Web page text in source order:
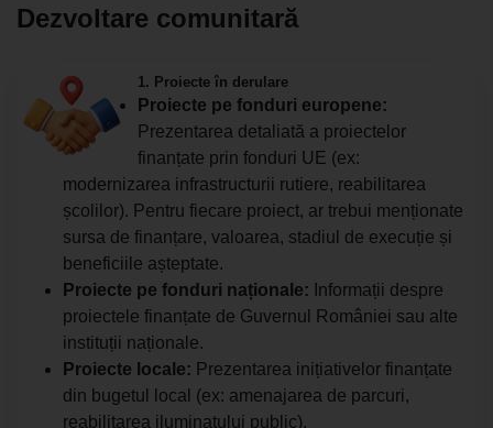
Dezvoltare comunitară
1. Proiecte în derulare
Proiecte pe fonduri europene:
Prezentarea detaliată a proiectelor
finanțate prin fonduri UE (ex:
modernizarea infrastructurii rutiere, reabilitarea
școlilor). Pentru fiecare proiect, ar trebui menționate
sursa de finanțare, valoarea, stadiul de execuție și
beneficiile așteptate.
Proiecte pe fonduri naționale: Informații despre
proiectele finanțate de Guvernul României sau alte
instituții naționale.
Proiecte locale: Prezentarea inițiativelor finanțate
din bugetul local (ex: amenajarea de parcuri,
reabilitarea iluminatului public).